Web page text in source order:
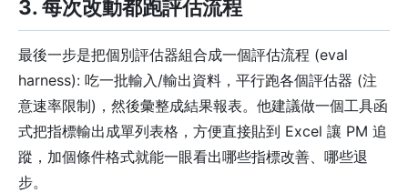
3. 每次改動都跑評估流程
最後一步是把個別評估器組合成一個評估流程 (eval
harness): 吃一批輸入/輸出資料，平行跑各個評估器 (注
意速率限制)，然後彙整成結果報表。他建議做一個工具函
式把指標輸出成單列表格，方便直接貼到 Excel 讓 PM 追
蹤，加個條件格式就能一眼看出哪些指標改善、哪些退
步。